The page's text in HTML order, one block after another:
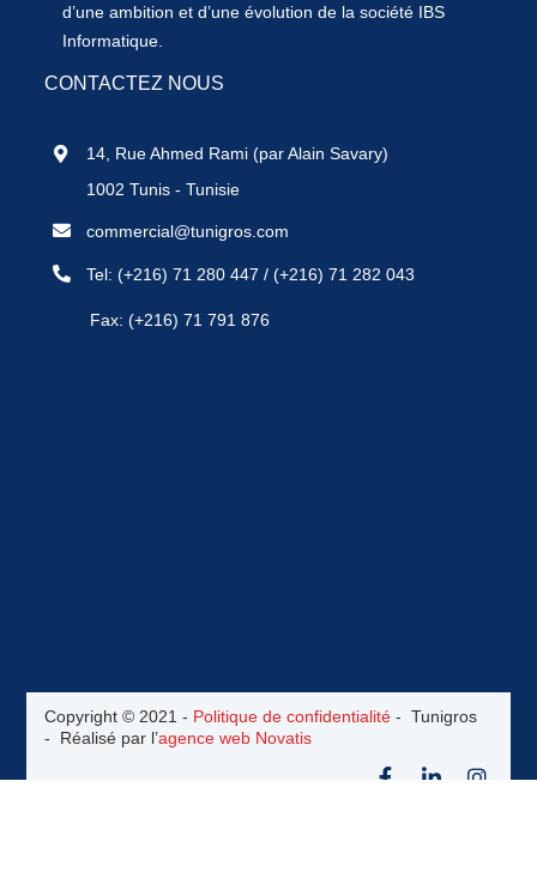
d’une ambition et d’une évolution de la société IBS
Informatique.
CONTACTEZ NOUS
14, Rue Ahmed Rami (par Alain Savary)
1002 Tunis - Tunisie
commercial@tunigros.com
Tel:(+216) 71 280 447 /(+216) 71 282 043
Fax: (+216) 71 791 876
Copyright © 2021 - Politique de confidentialité- Tunigros
- Réalisé par l’agence web Novatis